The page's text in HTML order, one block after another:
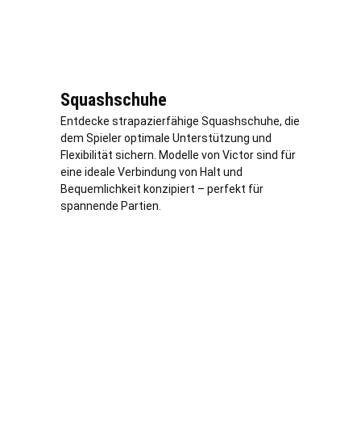
Squashschuhe
Entdecke strapazierfähige Squashschuhe, die
dem Spieler optimale Unterstützung und
Flexibilität sichern. Modelle von Victor sind für
eine ideale Verbindung von Halt und
Bequemlichkeit konzipiert – perfekt für
spannende Partien.